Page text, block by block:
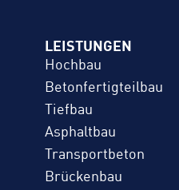
LEISTUNGEN
Hochbau
Betonfertigteilbau
Tiefbau
Asphaltbau
Transportbeton
Brückenbau